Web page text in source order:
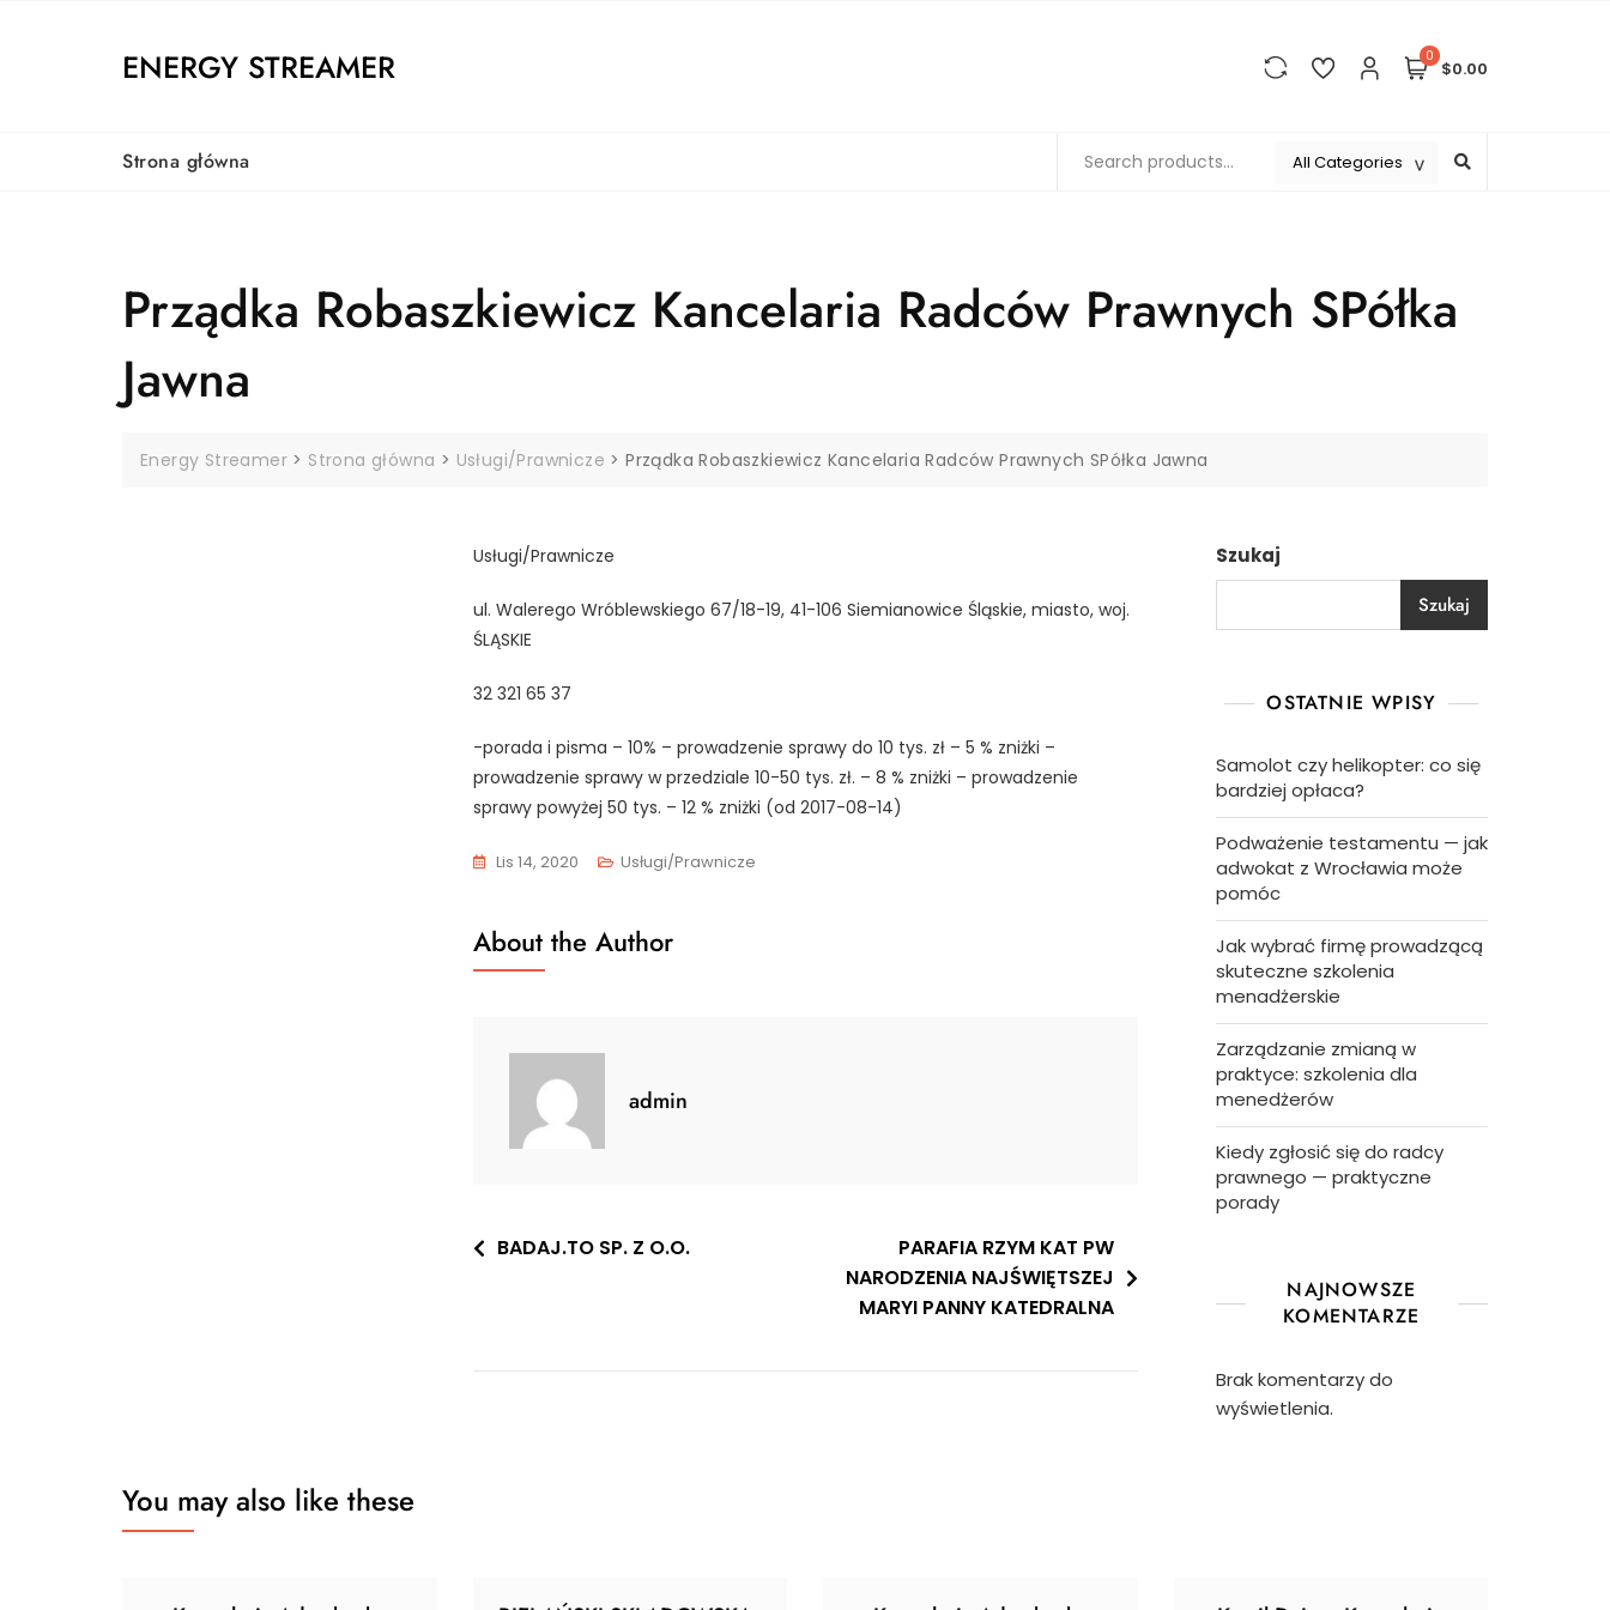
ENERGY STREAMER 0
$0.00
Strona główna
Prządka Robaszkiewicz Kancelaria Radców Prawnych SPółka
Jawna
Energy Streamer > Strona główna > Usługi/Prawnicze >Prządka Robaszkiewicz Kancelaria Radców Prawnych SPółka Jawna
Usługi/Prawnicze
ul. Walerego Wróblewskiego 67/18-19, 41-106 Siemianowice Śląskie, miasto, woj.
ŚLĄSKIE
32 321 65 37
-porada i pisma – 10% – prowadzenie sprawy do 10 tys. zł – 5 % zniżki –
prowadzenie sprawy w przedziale 10-50 tys. zł. – 8 % zniżki – prowadzenie
sprawy powyżej 50 tys. – 12 % zniżki (od 2017-08-14)
Lis 14, 2020 Usługi/Prawnicze
About the Author
admin
Nawigacja
BADAJ.TO SP. Z O.O.
PARAFIA RZYM KAT PW
NARODZENIA NAJŚWIĘTSZEJ
MARYI PANNY KATEDRALNA
Szukaj
Szukaj
OSTATNIE WPISY
Samolot czy helikopter: co się
bardziej opłaca?
Podważenie testamentu — jak
adwokat z Wrocławia może
pomóc
Jak wybrać firmę prowadzącą
skuteczne szkolenia
menadżerskie
Zarządzanie zmianą w
praktyce: szkolenia dla
menedżerów
Kiedy zgłosić się do radcy
prawnego — praktyczne
porady
NAJNOWSZE
KOMENTARZE
Brak komentarzy do
wyświetlenia.
You may also like these